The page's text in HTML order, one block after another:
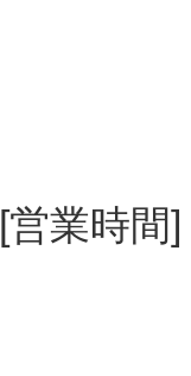
[営業時間